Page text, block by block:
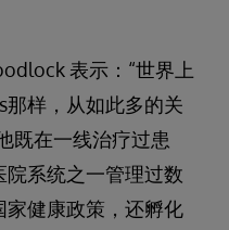
表示：“世界上
那样，从如此多的关
在一线治疗过患
系统之一管理过数
健康政策，还孵化